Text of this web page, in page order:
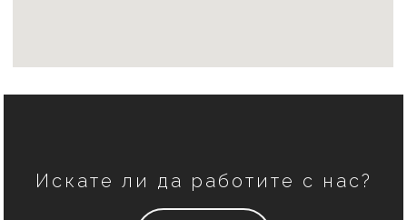
Искате ли да работите с нас?